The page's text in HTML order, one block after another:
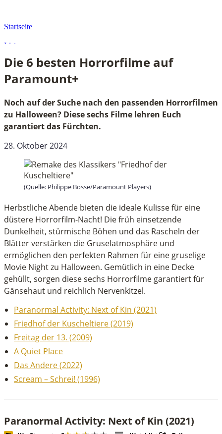
Alle anzeigen
Startseite
Listen
Die 6 besten Horrorfilme auf Paramount+
Die 6 besten Horrorfilme auf
Paramount+
Noch auf der Suche nach den passenden Horrorfilmen
zu Halloween? Diese sechs Filme lehren Euch
garantiert das Fürchten.
28. Oktober 2024
(Quelle: Philippe Bosse/Paramount Players)
Herbstliche Abende bieten die ideale Kulisse für eine
düstere Horrorfilm-Nacht! Die früh einsetzende
Dunkelheit, stürmische Böhen und das Rascheln der
Blätter verstärken die Gruselatmosphäre und
ermöglichen den perfekten Rahmen für eine gruselige
Movie Night zu Halloween. Gemütlich in eine Decke
gehüllt, sorgen diese sechs Horrorfilme garantiert für
Gänsehaut und reichlich Nervenkitzel.
Paranormal Activity: Next of Kin (2021)
Friedhof der Kuscheltiere (2019)
Freitag der 13. (2009)
A Quiet Place
Das Andere (2022)
Scream – Schrei! (1996)
Paranormal Activity: Next of Kin (2021)